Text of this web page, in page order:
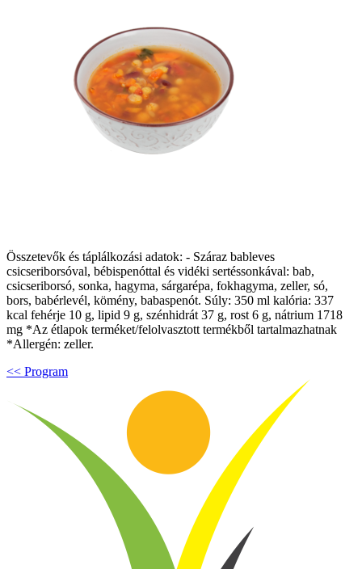
Összetevők és táplálkozási adatok: - Száraz bableves
csicseriborsóval, bébispenóttal és vidéki sertéssonkával: bab,
csicseriborsó, sonka, hagyma, sárgarépa, fokhagyma, zeller, só,
bors, babérlevél, kömény, babaspenót. Súly: 350 ml kalória: 337
kcal fehérje 10 g, lipid 9 g, szénhidrát 37 g, rost 6 g, nátrium 1718
mg *Az étlapok terméket/felolvasztott termékből tartalmazhatnak
*Allergén: zeller.
<< Program